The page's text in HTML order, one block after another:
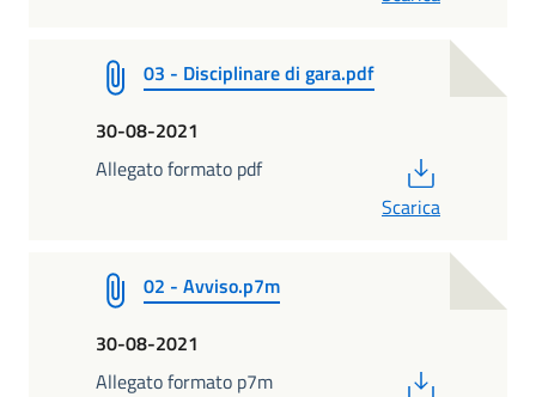
03 - Disciplinare di gara.pdf
30-08-2021
Allegato formato pdf
Scarica
02 - Avviso.p7m
30-08-2021
Allegato formato p7m